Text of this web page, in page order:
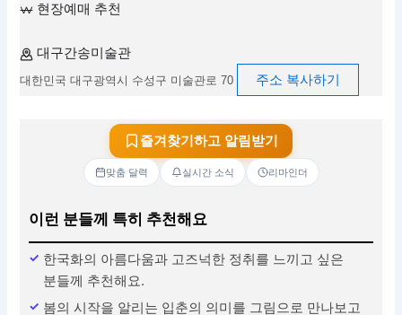
현장예매 추천
대구간송미술관
대한민국 대구광역시 수성구 미술관로 70 주소 복사하기
즐겨찾기하고 알림받기
맞춤 달력 실시간 소식 리마인더
이런 분들께 특히 추천해요
한국화의 아름다움과 고즈넉한 정취를 느끼고 싶은
분들께 추천해요.
봄의 시작을 알리는 입춘의 의미를 그림으로 만나보고